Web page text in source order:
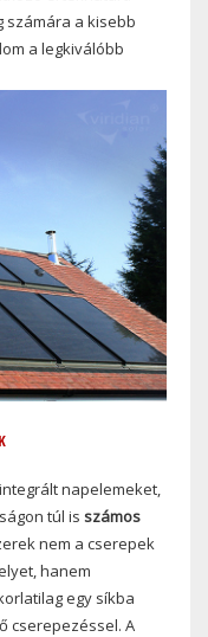
számára a kisebb
a legkiválóbb
napelemeket,
túl is számos
nem a cserepek
hanem
egy síkba
cserepezéssel. A